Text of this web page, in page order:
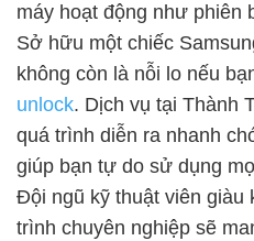
máy hoạt động như phiên
Sở hữu một chiếc
không còn là nỗi lo nếu
unlock. Dịch vụ tại Thành
quá trình diễn ra nhanh
giúp bạn tự do sử dụng
Đội ngũ kỹ thuật viên giàu
trình chuyên nghiệp sẽ